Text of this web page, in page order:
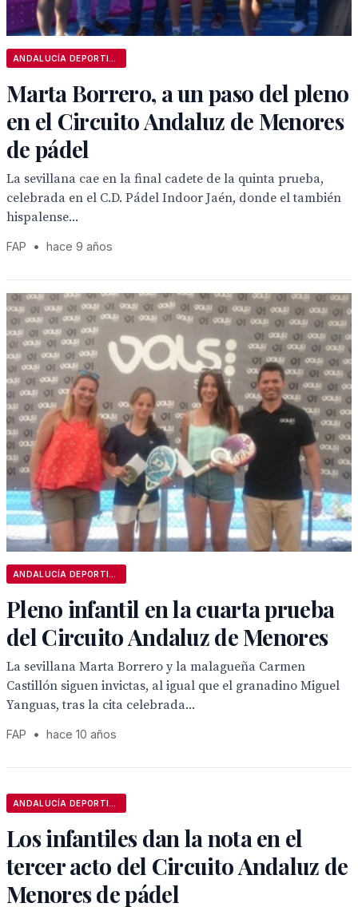
Marta Borrero, a un paso del pleno
en el Circuito Andaluz de Menores
de pádel
La sevillana cae en la final cadete de la quinta prueba,
celebrada en el C.D. Pádel Indoor Jaén, donde el también
hispalense...
FAP • hace 9 años
Pleno infantil en la cuarta prueba
del Circuito Andaluz de Menores
La sevillana Marta Borrero y la malagueña Carmen
Castillón siguen invictas, al igual que el granadino Miguel
Yanguas, tras la cita celebrada...
FAP • hace 10 años
Los infantiles dan la nota en el
tercer acto del Circuito Andaluz de
Menores de pádel